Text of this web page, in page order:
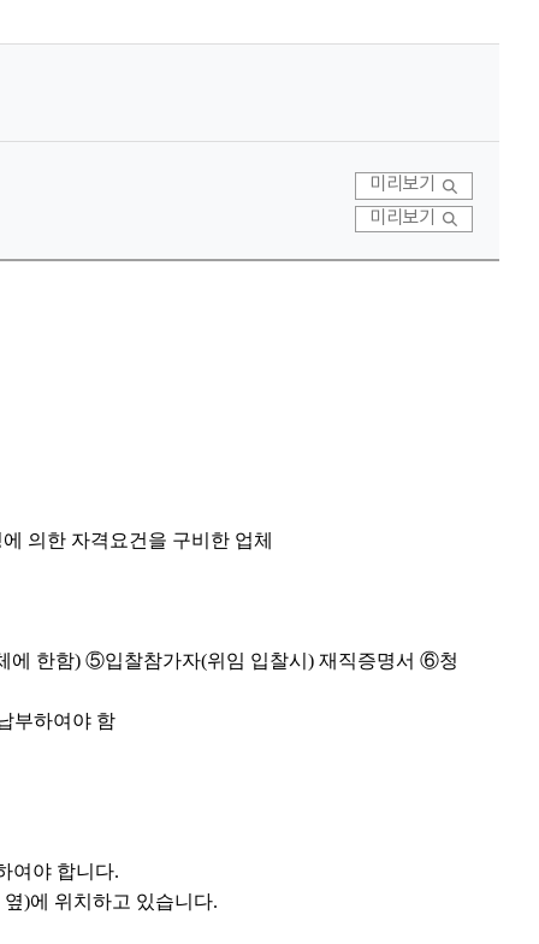
미리보기
미리보기
의한 자격요건을 구비한 업체
한함) ⑤입찰참가자(위임 입찰시) 재직증명서 ⑥청
부하여야 함
여야 합니다.
)에 위치하고 있습니다.